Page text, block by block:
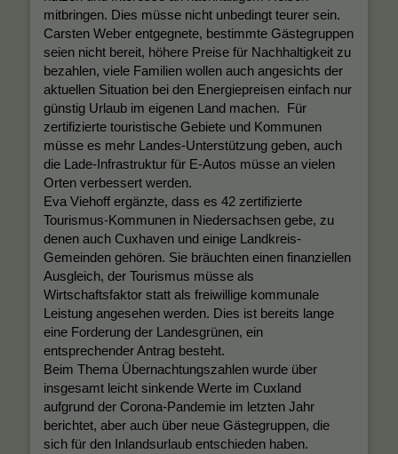
mitbringen. Dies müsse nicht unbedingt teurer sein.
Carsten Weber entgegnete, bestimmte Gästegruppen
seien nicht bereit, höhere Preise für Nachhaltigkeit zu
bezahlen, viele Familien wollen auch angesichts der
aktuellen Situation bei den Energiepreisen einfach nur
günstig Urlaub im eigenen Land machen. Für
zertifizierte touristische Gebiete und Kommunen
müsse es mehr Landes-Unterstützung geben, auch
die Lade-Infrastruktur für E-Autos müsse an vielen
Orten verbessert werden.
Eva Viehoff ergänzte, dass es 42 zertifizierte
Tourismus-Kommunen in Niedersachsen gebe, zu
denen auch Cuxhaven und einige Landkreis-
Gemeinden gehören. Sie bräuchten einen finanziellen
Ausgleich, der Tourismus müsse als
Wirtschaftsfaktor statt als freiwillige kommunale
Leistung angesehen werden. Dies ist bereits lange
eine Forderung der Landesgrünen, ein
entsprechender Antrag besteht.
Beim Thema Übernachtungszahlen wurde über
insgesamt leicht sinkende Werte im Cuxland
aufgrund der Corona-Pandemie im letzten Jahr
berichtet, aber auch über neue Gästegruppen, die
sich für den Inlandsurlaub entschieden haben.